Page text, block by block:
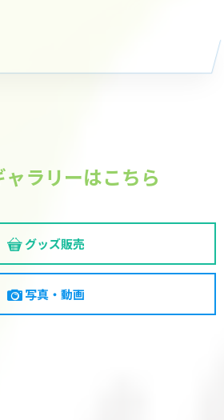
ャラリーはこちら
グッズ販売
写真・動画